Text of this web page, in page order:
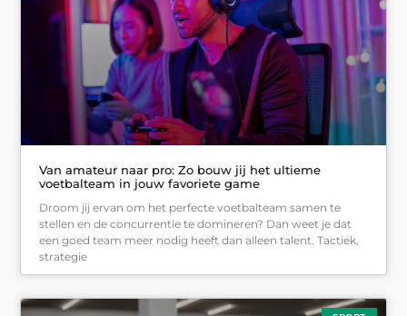
Van amateur naar pro: Zo bouw jij het ultieme
voetbalteam in jouw favoriete game
Droom jij ervan om het perfecte voetbalteam samen te
stellen en de concurrentie te domineren? Dan weet je dat
een goed team meer nodig heeft dan alleen talent. Tactiek,
strategie